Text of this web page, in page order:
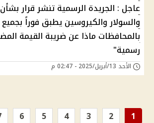
عاجل : الجريدة الرسمية تنشر قرار بشأن
والسولار والكيروسين يطبق فوراً
بالمحافظات ماذا عن ضريبة القيمة
رسمية"
الأحد 13/أبريل/2025 - 02:47 م
1
2
3
4
5
6